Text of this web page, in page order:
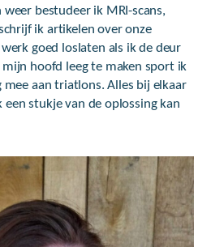
bestudeer ik MRI-scans,
ik artikelen over onze
goed loslaten als ik de deur
hoofd leeg te maken sport ik
aan triatlons. Alles bij elkaar
stukje van de oplossing kan